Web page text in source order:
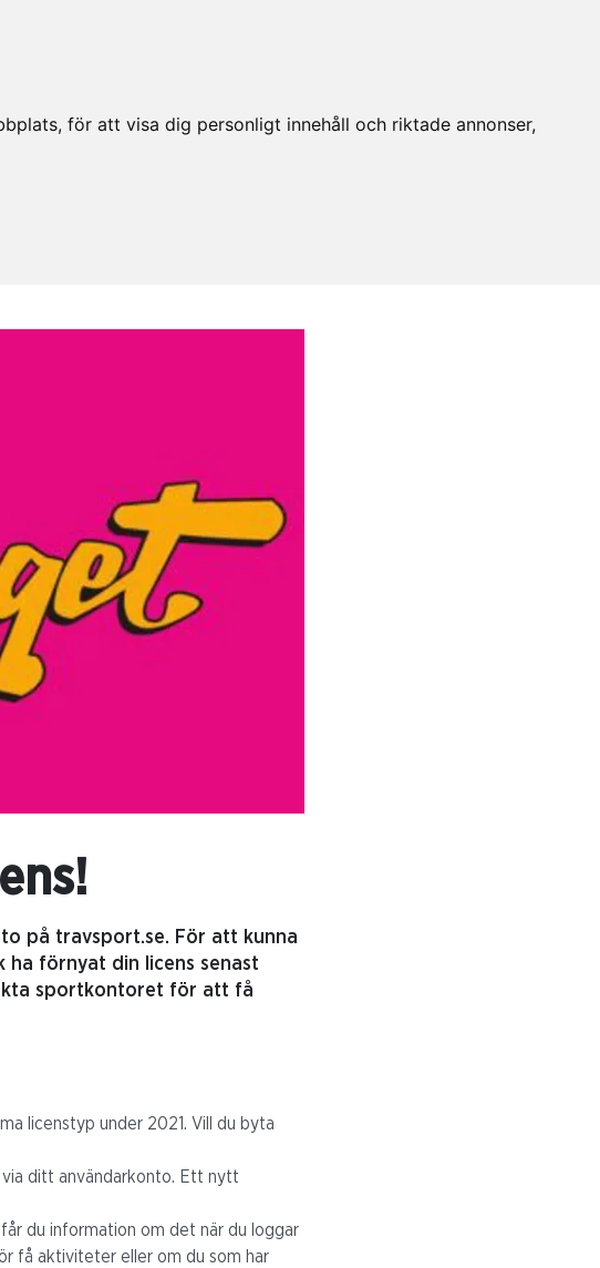
för att visa dig personligt innehåll och riktade annonser,
på travsport.se. För att kunna
förnyat din licens senast
sportkontoret för att få
licenstyp under 2021. Vill du byta
ditt användarkonto. Ett nytt
du information om det när du loggar
få aktiviteter eller om du som har